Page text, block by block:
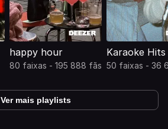
happy hour
80 faixas - 195 888 fãs
Karaoke Hits
50 faixas - 36
Ver mais playlists